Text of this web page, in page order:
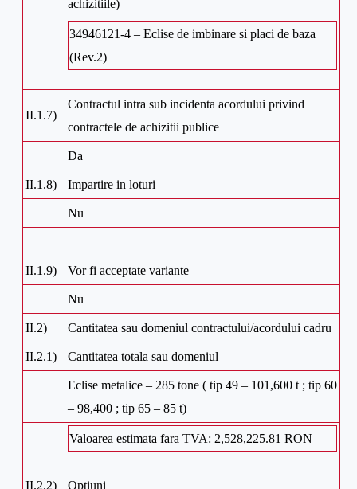
achizitiile)
34946121-4 – Eclise de imbinare si placi de baza
(Rev.2)
II.1.7)
Contractul intra sub incidenta acordului privind
contractele de achizitii publice
Da
II.1.8) Impartire in loturi
Nu
II.1.9) Vor fi acceptate variante
Nu
II.2) Cantitatea sau domeniul contractului/acordului cadru
II.2.1) Cantitatea totala sau domeniul
Eclise metalice – 285 tone ( tip 49 – 101,600 t ; tip 60
– 98,400 ; tip 65 – 85 t)
Valoarea estimata fara TVA: 2,528,225.81 RON
II.2.2) Optiuni